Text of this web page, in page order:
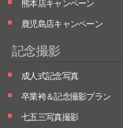
熊本店キャンペーン
鹿児島店キャンペーン
記念撮影
成人式記念写真
卒業袴＆記念撮影プラン
七五三写真撮影